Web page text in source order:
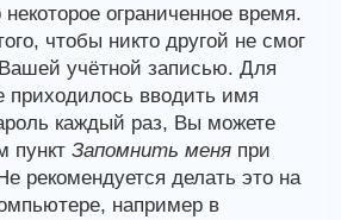
ограниченное время.
чтобы никто другой не смог
учётной записью. Для
приходилось вводить имя
каждый раз, Вы можете
пункт Запомнить меня при
рекомендуется делать это на
например в